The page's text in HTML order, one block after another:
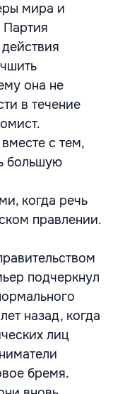
мира и
Партия
она не
в течение
с тем,
большую
когда речь
правлении.
подчеркнул
назад, когда
лиц
бремя.